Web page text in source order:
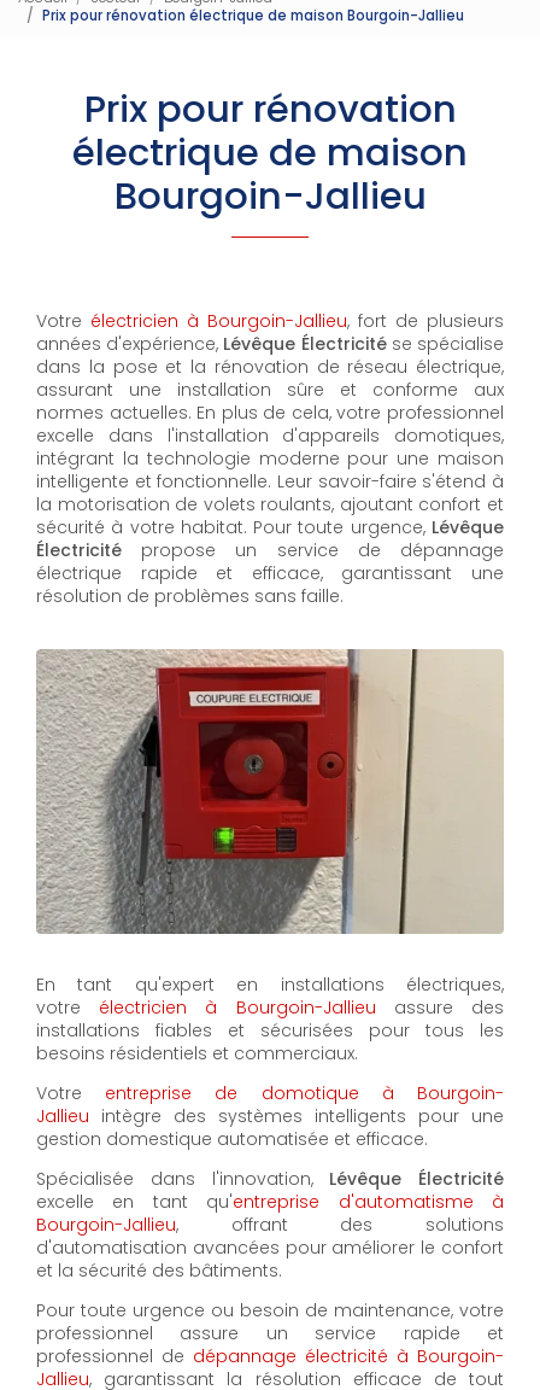
Prix pour rénovation électrique de maison Bourgoin-Jallieu
Prix pour rénovation
électrique de maison
Bourgoin-Jallieu
Votre électricien à Bourgoin-Jallieu, fort de plusieurs
années d'expérience, Lévêque Électricitése spécialise
dans la pose et la rénovation de réseau électrique,
assurant une installation sûre et conforme aux
normes actuelles. En plus de cela, votre professionnel
excelle dans l'installation d'appareils domotiques,
intégrant la technologie moderne pour une maison
intelligente et fonctionnelle. Leur savoir-faire s'étend à
la motorisation de volets roulants, ajoutant confort et
sécurité à votre habitat. Pour toute urgence, Lévêque
Électricité propose un service de dépannage
électrique rapide et efficace, garantissant une
résolution de problèmes sans faille.
En tant qu'expert en installations électriques,
votre électricien à Bourgoin-Jallieu assure des
installations fiables et sécurisées pour tous les
besoins résidentiels et commerciaux.
Votre entreprise de domotique à Bourgoin-
Jallieu intègre des systèmes intelligents pour une
gestion domestique automatisée et efficace.
Spécialisée dans l'innovation, Lévêque Électricité
excelle en tant qu'entreprise d'automatisme à
Bourgoin-Jallieu, offrant des solutions
d'automatisation avancées pour améliorer le confort
et la sécurité des bâtiments.
Pour toute urgence ou besoin de maintenance, votre
professionnel assure un service rapide et
professionnel de dépannage électricité à Bourgoin-
Jallieu, garantissant la résolution efficace de tout